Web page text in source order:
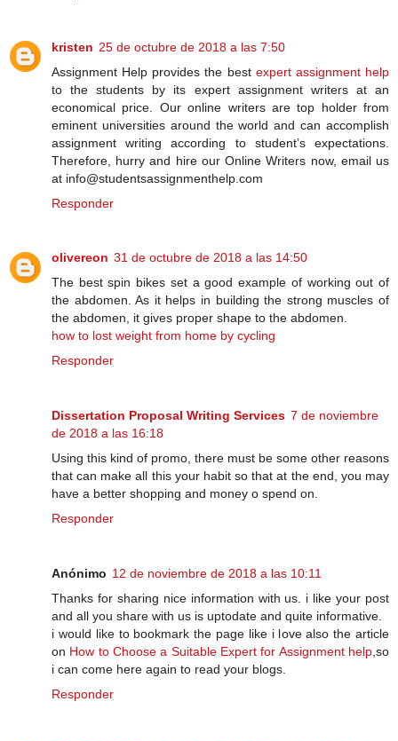
kristen 25 de octubre de 2018 a las 7:50
Assignment Help provides the best expert assignment help
to the students by its expert assignment writers at an
economical price. Our online writers are top holder from
eminent universities around the world and can accomplish
assignment writing according to student’s expectations.
Therefore, hurry and hire our Online Writers now, email us
at info@studentsassignmenthelp.com
Responder
olivereon 31 de octubre de 2018 a las 14:50
The best spin bikes set a good example of working out of
the abdomen. As it helps in building the strong muscles of
the abdomen, it gives proper shape to the abdomen.
how to lost weight from home by cycling
Responder
Dissertation Proposal Writing Services 7 de noviembre
de 2018 a las 16:18
Using this kind of promo, there must be some other reasons
that can make all this your habit so that at the end, you may
have a better shopping and money o spend on.
Responder
Anónimo 12 de noviembre de 2018 a las 10:11
Thanks for sharing nice information with us. i like your post
and all you share with us is uptodate and quite informative.
i would like to bookmark the page like i love also the article
on How to Choose a Suitable Expert for Assignment help,so
i can come here again to read your blogs.
Responder